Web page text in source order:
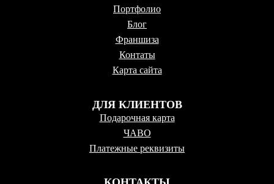
Портфолио
Блог
Франшиза
Контаты
Карта сайта
ДЛЯ КЛИЕНТОВ
Подарочная карта
ЧАВО
Платежные реквизиты